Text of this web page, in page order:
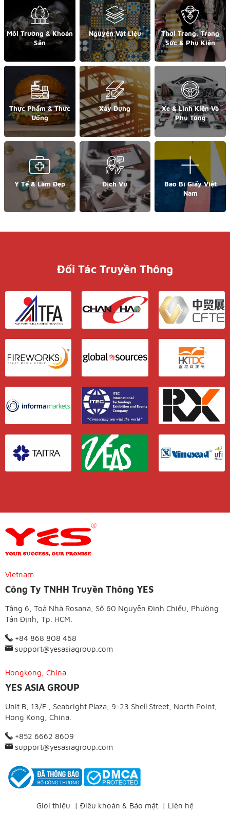
Môi Trường & Khoán
Sản
Nguyên Vật Liệu
Thời Trang, Trang
Sức & Phụ Kiện
Thực Phẩm & Thức
Uống
Xây Dựng
Xe & Linh Kiện Và
Phụ Tùng
Y Tế & Làm Đẹp Dịch Vụ
Bao Bì Giấy Việt
Nam
Đối Tác Truyền Thông
Vietnam
Công Ty TNHH Truyền Thông YES
Tầng 6, Toà Nhà Rosana, Số 60 Nguyễn Đình Chiểu, Phường
Tân Định, Tp. HCM.
+84 868 808 468
support@yesasiagroup.com
Hongkong, China
YES ASIA GROUP
Unit B, 13/F., Seabright Plaza, 9-23 Shell Street, North Point,
Hong Kong, China.
+852 6662 8609
support@yesasiagroup.com
Giới thiệu | Điều khoản & Bảo mật | Liên hệ